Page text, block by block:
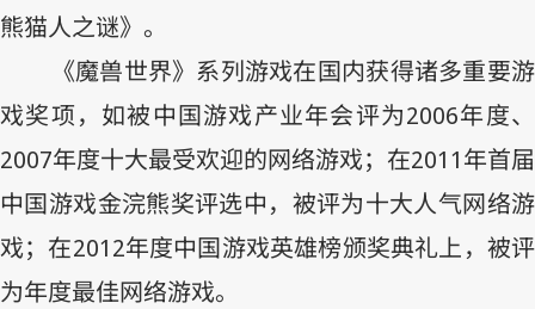
熊猫人之谜》。
《魔兽世界》系列游戏在国内获得诸多重要游
戏奖项，如被中国游戏产业年会评为2006年度、
2007年度十大最受欢迎的网络游戏；在2011年首届
中国游戏金浣熊奖评选中，被评为十大人气网络游
戏；在2012年度中国游戏英雄榜颁奖典礼上，被评
为年度最佳网络游戏。